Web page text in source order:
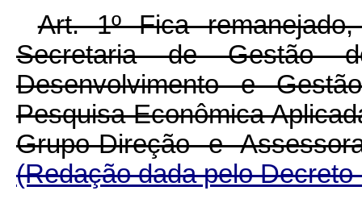
Art. 1º Fica
Secretaria de Gestão
Desenvolvimento e
Pesquisa Econômica
Grupo-Direção e
(Redação dada pelo Decreto